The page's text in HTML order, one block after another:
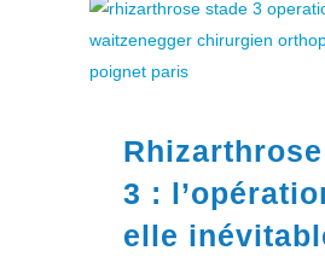
3 :
elle